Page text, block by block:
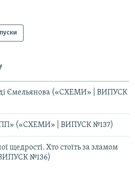
Ємельянова («СХЕМИ» | ВИПУСК
(«СХЕМИ» | ВИПУСК №137)
щедрості. Хто стоїть за зламом
№136)